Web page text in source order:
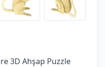
3D Ahşap Puzzle